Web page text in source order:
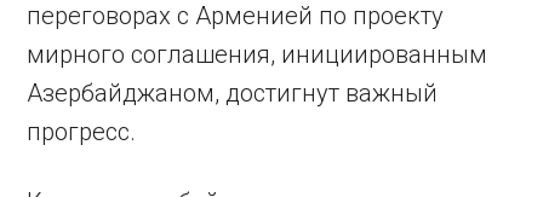
переговорах с Арменией по проекту
мирного соглашения, инициированным
Азербайджаном, достигнут важный
прогресс.